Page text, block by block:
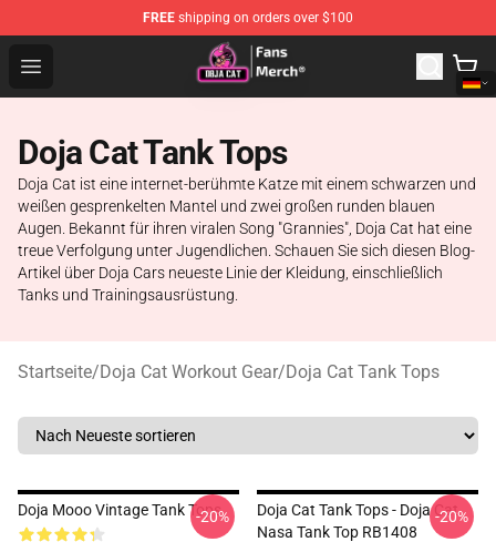
FREE shipping on orders over $100
Open menu
Doja Cat Store - Official Doja Cat Merchandise Shop
Doja Cat Tank Tops
Doja Cat ist eine internet-berühmte Katze mit einem schwarzen und
weißen gesprenkelten Mantel und zwei großen runden blauen
Augen. Bekannt für ihren viralen Song "Grannies", Doja Cat hat eine
treue Verfolgung unter Jugendlichen. Schauen Sie sich diesen Blog-
Artikel über Doja Cars neueste Linie der Kleidung, einschließlich
Tanks und Trainingsausrüstung.
Startseite/Doja Cat Workout Gear/Doja Cat Tank Tops
Doja Mooo Vintage Tank Tops
-20%
Doja Cat Tank Tops - Doja Cat
Nasa Tank Top RB1408
-20%